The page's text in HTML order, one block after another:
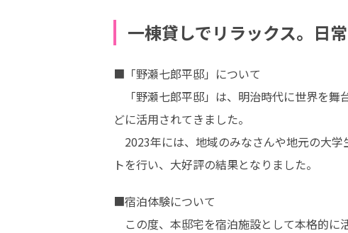
一棟貸しでリラックス。日
■「野瀬七郎平邸」について
「野瀬七郎平邸」は、明治時代に世界を舞
どに活用されてきました。
2023年には、地域のみなさんや地元の大
トを行い、大好評の結果となりました。
■宿泊体験について
この度、本邸宅を宿泊施設として本格的に